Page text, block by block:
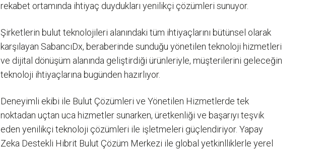
rekabet ortamında ihtiyaç duydukları yenilikçi çözümleri sunuyor.
Şirketlerin bulut teknolojileri alanındaki tüm ihtiyaçlarını bütünsel olarak
karşılayan SabancıDx, beraberinde sunduğu yönetilen teknoloji hizmetleri
ve dijital dönüşüm alanında geliştirdiği ürünleriyle, müşterilerini geleceğin
teknoloji ihtiyaçlarına bugünden hazırlıyor.
Deneyimli ekibi ile Bulut Çözümleri ve Yönetilen Hizmetlerde tek
noktadan uçtan uca hizmetler sunarken, üretkenliği ve başarıyı teşvik
eden yenilikçi teknoloji çözümleri ile işletmeleri güçlendiriyor. Yapay
Zeka Destekli Hibrit Bulut Çözüm Merkezi ile global yetkinlliklerle yerel